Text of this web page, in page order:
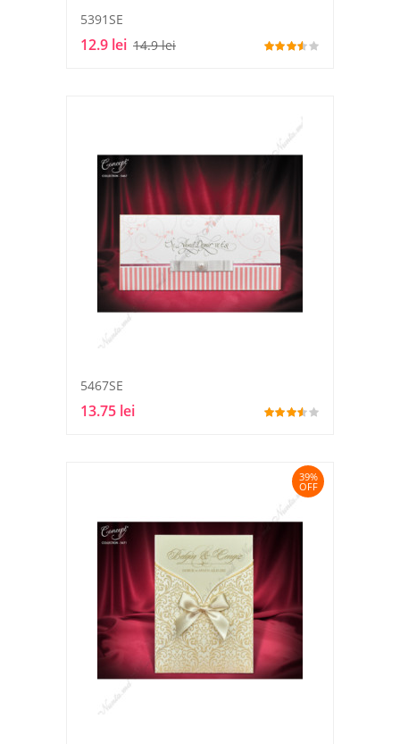
5391SE
12.9 lei 14.9 lei
5467SE
13.75 lei
39%
OFF